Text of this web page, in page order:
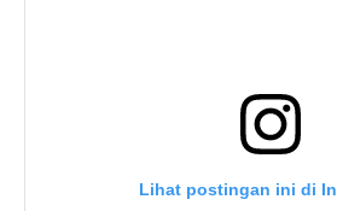
Lihat postingan ini di